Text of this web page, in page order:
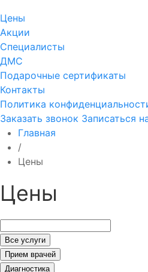
Цены
Акции
Специалисты
ДМС
Подарочные сертификаты
Контакты
Политика
Заказать звонок Записаться
Главная
/
Цены
Цены
Все услуги
Прием врачей
Диагностика